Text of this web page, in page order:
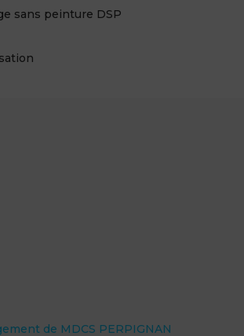
sans peinture DSP
de MDCS PERPIGNAN